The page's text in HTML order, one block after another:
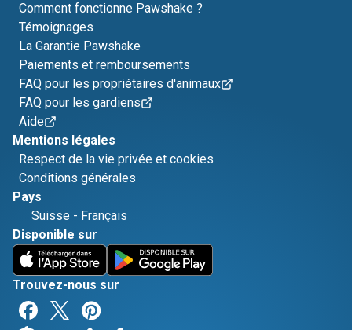
Comment fonctionne Pawshake ?
Témoignages
La Garantie Pawshake
Paiements et remboursements
FAQ pour les propriétaires d'animaux
FAQ pour les gardiens
Aide
Mentions légales
Respect de la vie privée et cookies
Conditions générales
Pays
Suisse - Français
Disponible sur
Trouvez-nous sur